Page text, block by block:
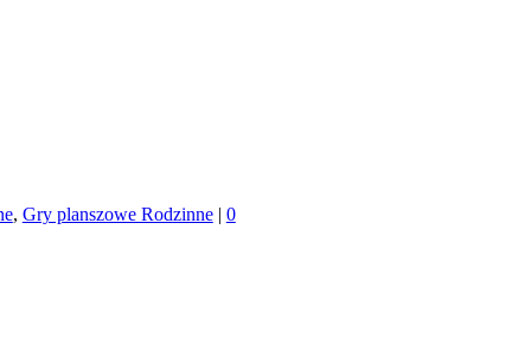
, Gry planszowe Rodzinne| 0